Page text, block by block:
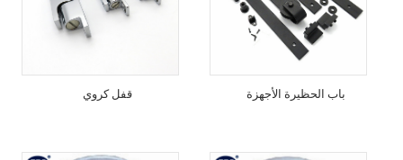
قفل كروي باب الحظيرة الأجهزة